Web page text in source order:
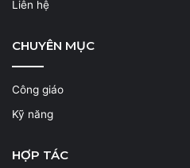
Liên hệ
CHUYÊN MỤC
Công giáo
Kỹ năng
HỢP TÁC